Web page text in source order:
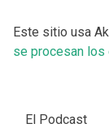
Este sitio usa
se procesan los
El Podcast